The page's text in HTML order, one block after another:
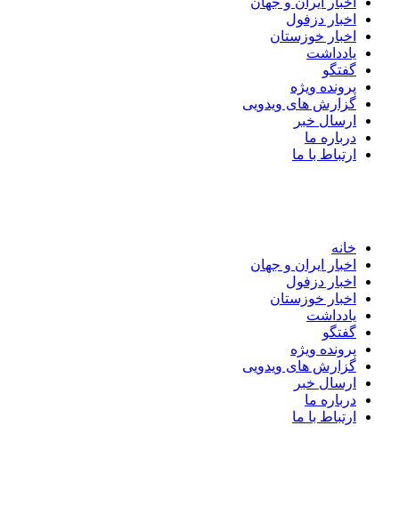
اخبار دزفول
اخبار خوزستان
یادداشت
گفتگو
پرونده ویژه
گزارش های ویدویی
ارسال خبر
درباره ما
ارتباط با ما
خانه
اخبار ایران و جهان
اخبار دزفول
اخبار خوزستان
یادداشت
گفتگو
پرونده ویژه
گزارش های ویدویی
ارسال خبر
درباره ما
ارتباط با ما